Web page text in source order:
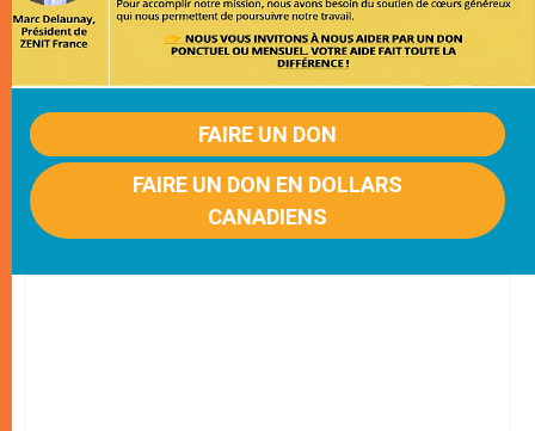
FAIRE UN DON
FAIRE UN DON EN DOLLARS
CANADIENS